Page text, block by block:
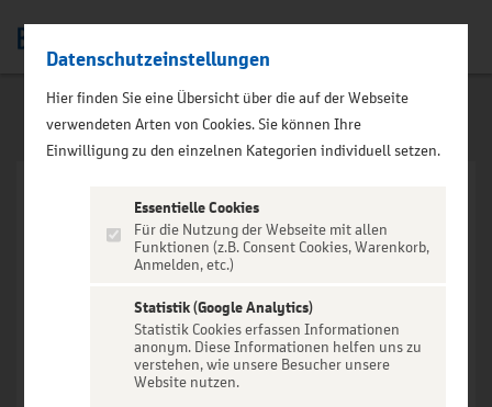
VERANSTALTUNG NICHT
GEFUNDEN
Datenschutzeinstellungen
Hier finden Sie eine Übersicht über die auf der Webseite
verwendeten Arten von Cookies. Sie können Ihre
Einwilligung zu den einzelnen Kategorien individuell setzen.
Essentielle Cookies
Für die Nutzung der Webseite mit allen
Funktionen (z.B. Consent Cookies, Warenkorb,
Anmelden, etc.)
Statistik (Google Analytics)
Statistik Cookies erfassen Informationen
anonym. Diese Informationen helfen uns zu
verstehen, wie unsere Besucher unsere
Website nutzen.